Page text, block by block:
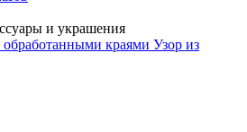
и украшения
краями Узор из